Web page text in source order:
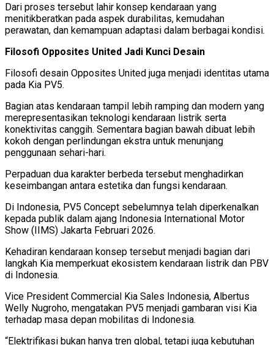
Dari proses tersebut lahir konsep kendaraan yang
menitikberatkan pada aspek durabilitas, kemudahan
perawatan, dan kemampuan adaptasi dalam berbagai kondisi.
Filosofi Opposites United Jadi Kunci Desain
Filosofi desain Opposites United juga menjadi identitas utama
pada Kia PV5.
Bagian atas kendaraan tampil lebih ramping dan modern yang
merepresentasikan teknologi kendaraan listrik serta
konektivitas canggih. Sementara bagian bawah dibuat lebih
kokoh dengan perlindungan ekstra untuk menunjang
penggunaan sehari-hari.
Perpaduan dua karakter berbeda tersebut menghadirkan
keseimbangan antara estetika dan fungsi kendaraan.
Di Indonesia, PV5 Concept sebelumnya telah diperkenalkan
kepada publik dalam ajang Indonesia International Motor
Show (IIMS) Jakarta Februari 2026.
Kehadiran kendaraan konsep tersebut menjadi bagian dari
langkah Kia memperkuat ekosistem kendaraan listrik dan PBV
di Indonesia.
Vice President Commercial Kia Sales Indonesia, Albertus
Welly Nugroho, mengatakan PV5 menjadi gambaran visi Kia
terhadap masa depan mobilitas di Indonesia.
“Elektrifikasi bukan hanya tren global, tetapi juga kebutuhan